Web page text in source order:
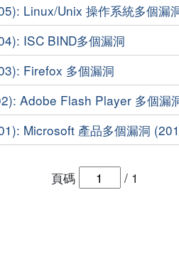
Linux/Unix 操作系統多個漏
ISC BIND多個漏洞
Firefox 多個漏洞
Adobe Flash Player 多個漏
Microsoft 產品多個漏洞
頁碼 / 1